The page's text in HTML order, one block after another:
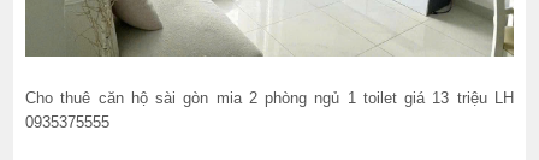
Cho thuê căn hộ sài gòn mia 2 phòng ngủ 1 toilet giá 13 triệu LH
0935375555